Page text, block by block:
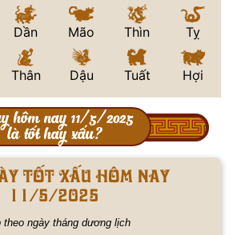
Dần Mão Thìn Tỵ
Thân Dậu Tuất Hợi
hôm nay 11/5/2025
là tốt hay xấu?
tốt xấu hôm nay
11/5/2025
theo ngày tháng dương lịch